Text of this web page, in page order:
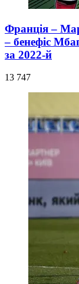
Франція –
– бенефіс
за 2022-й
13 747